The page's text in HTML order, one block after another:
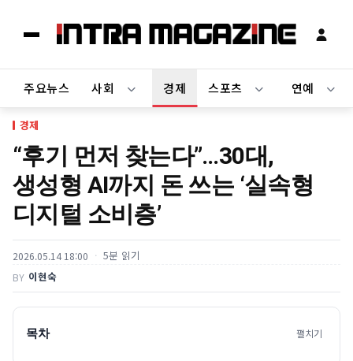
주요뉴스 사회 경제 스포츠 연예
경제
“후기 먼저 찾는다”…30대,
생성형 AI까지 돈 쓰는 ‘실속형
디지털 소비층’
2026.05.14 18:00 5분 읽기
BY 이현숙
목차 펼치기